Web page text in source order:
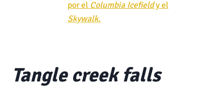
por el Columbia Icefieldy el
Skywalk.
Tangle creek falls